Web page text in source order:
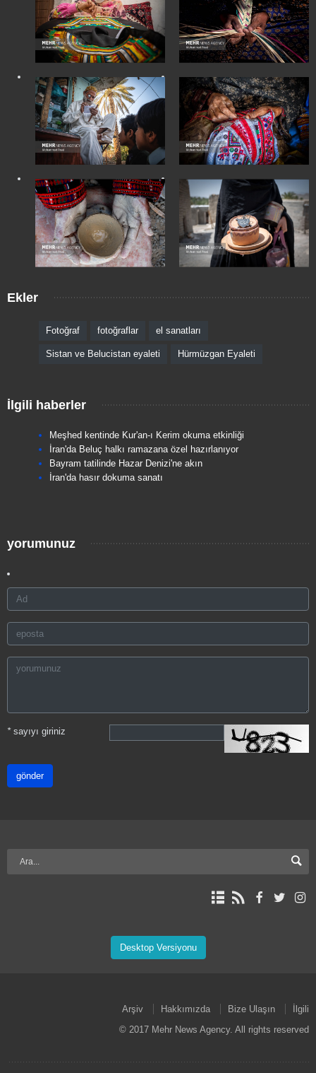
Ekler
Fotoğraf fotoğraflar el sanatları
Sistan ve Belucistan eyaleti Hürmüzgan Eyaleti
İlgili haberler
Meşhed kentinde Kur'an-ı Kerim okuma etkinliği
İran'da Beluç halkı ramazana özel hazırlanıyor
Bayram tatilinde Hazar Denizi'ne akın
İran'da hasır dokuma sanatı
yorumunuz
*sayıyı giriniz
gönder
Desktop Versiyonu
Arşiv Hakkımızda Bize Ulaşın
İlgili
© 2017 Mehr News Agency. All rights reserved